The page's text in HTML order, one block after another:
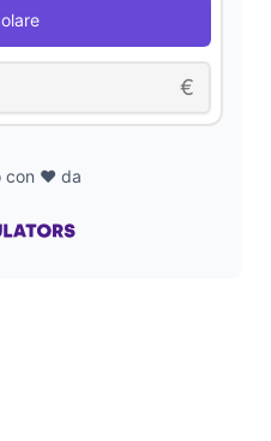
€
con ❤️ da